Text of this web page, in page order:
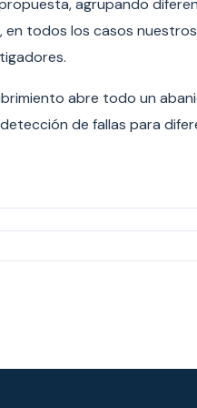
agrupando
en todos los casos
abre todo un
de fallas para